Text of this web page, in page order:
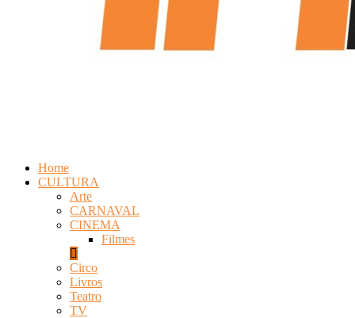
Home
CULTURA
Arte
CARNAVAL
CINEMA
Filmes
Circo
Livros
Teatro
TV